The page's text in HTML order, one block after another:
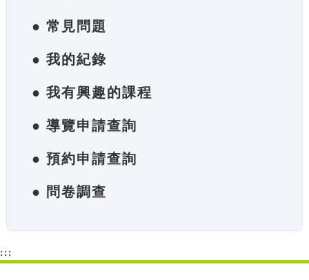
● 常見問題
● 我的紀錄
● 我有興趣的課程
● 導覽申請查詢
● 預約申請查詢
● 問卷調查
:::